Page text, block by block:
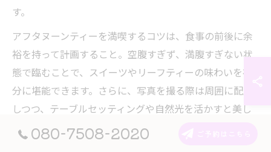
す。
アフタヌーンティーを満喫するコツは、食事の前後に余
裕を持って計画すること。空腹すぎず、満腹すぎない状
態で臨むことで、スイーツやリーフティーの味わいを存
分に堪能できます。さらに、写真を撮る際は周囲に配慮
しつつ、テーブルセッティングや自然光を活かすと美し
い一枚になります。
080-7508-2020